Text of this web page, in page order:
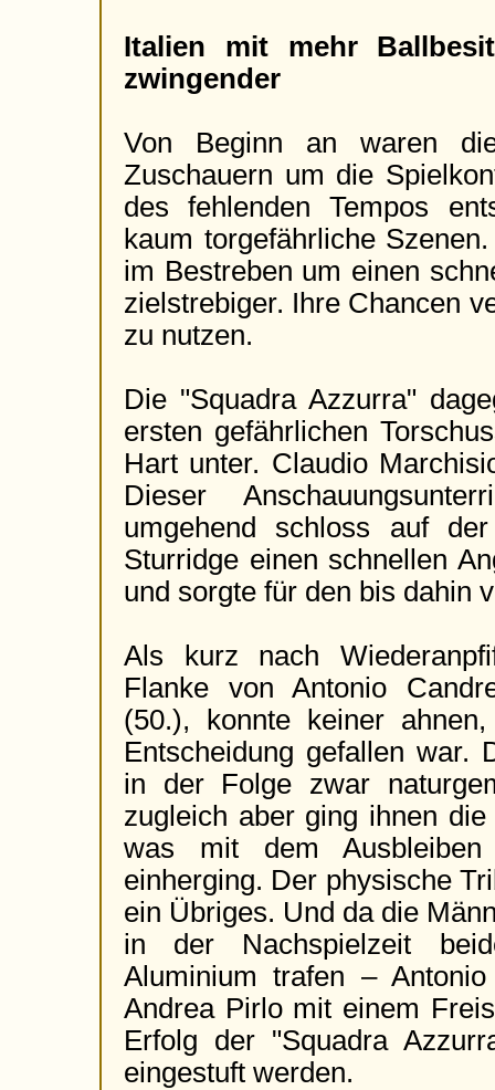
Italien mit mehr
zwingender
Von Beginn an waren
Zuschauern um die
des fehlenden Tempos
kaum torgefährliche
im Bestreben um einen
zielstrebiger. Ihre Chancen
zu nutzen.
Die "Squadra Azzurra"
ersten gefährlichen
Hart unter. Claudio
Dieser
umgehend schloss auf
Sturridge einen schnellen
und sorgte für den bis dahin
Als kurz nach
Flanke von Antonio
(50.), konnte keiner
Entscheidung gefallen war.
in der Folge zwar
zugleich aber ging ihnen
was mit dem Ausbleiben
einherging. Der physische
ein Übriges. Und da die
in der Nachspielzeit
Aluminium trafen –
Andrea Pirlo mit einem
Erfolg der "Squadra
eingestuft werden.